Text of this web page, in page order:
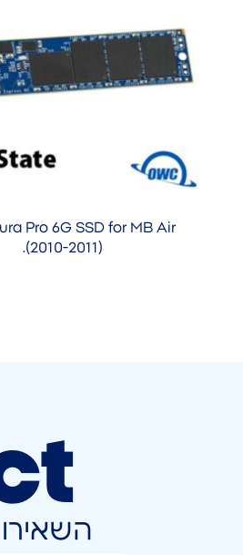
Pro 6G SSD for MB Air
(2010-2011).